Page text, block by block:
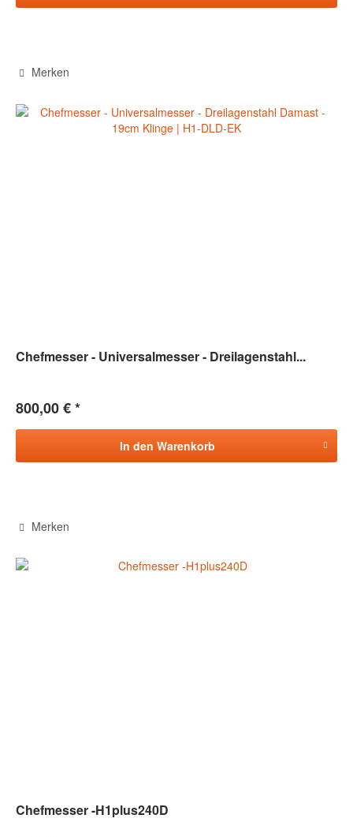
Merken
Chefmesser - Universalmesser - Dreilagenstahl...
800,00 € *
In den Warenkorb
Merken
Chefmesser -H1plus240D